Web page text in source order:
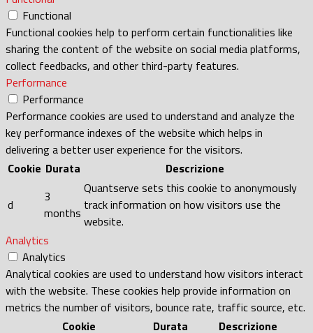
Functional
Functional cookies help to perform certain functionalities like
sharing the content of the website on social media platforms,
collect feedbacks, and other third-party features.
Performance
Performance
Performance cookies are used to understand and analyze the
key performance indexes of the website which helps in
delivering a better user experience for the visitors.
Cookie Durata Descrizione
d
3
months
Quantserve sets this cookie to anonymously
track information on how visitors use the
website.
Analytics
Analytics
Analytical cookies are used to understand how visitors interact
with the website. These cookies help provide information on
metrics the number of visitors, bounce rate, traffic source, etc.
Cookie
Durata Descrizione